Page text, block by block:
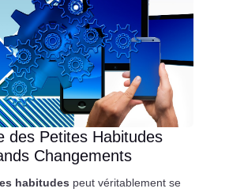
des Petites Habitudes
Changements
habitudes peut véritablement se